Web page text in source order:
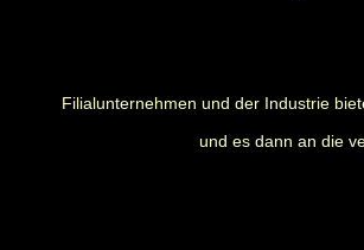
Filialunternehmen und der Industrie
und es dann an die